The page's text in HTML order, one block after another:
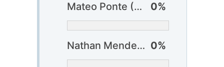
Mateo Ponte (Botafogo) ? 0%
Nathan Mendes (Bragantino) 0%